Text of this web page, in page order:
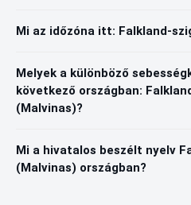
Mi az időzóna itt: Falkland-
Melyek a különböző
következő országban:
(Malvinas)?
Mi a hivatalos beszélt nyelv
(Malvinas) országban?